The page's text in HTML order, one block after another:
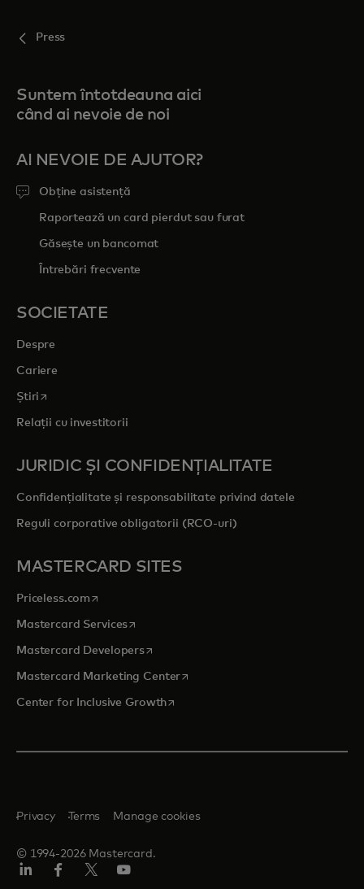
Press
Suntem întotdeauna aici
când ai nevoie de noi
AI NEVOIE DE AJUTOR?
Obține asistență
Raportează un card pierdut sau furat
Găsește un bancomat
Întrebări frecvente
SOCIETATE
Despre
Cariere
Știri opens in a new tab
Relații cu investitorii
JURIDIC ȘI CONFIDENȚIALITATE
Confidențialitate și responsabilitate privind datele
Reguli corporative obligatorii (RCO-uri)
MASTERCARD SITES
Priceless.com opens in a new tab
Mastercard Servicesopens in a new tab
Mastercard Developersopens in a new tab
Mastercard Marketing Centeropens in a new tab
Center for Inclusive Growthopens in a new tab
© 1994-2026 Mastercard.
Privacy Terms Manage cookies